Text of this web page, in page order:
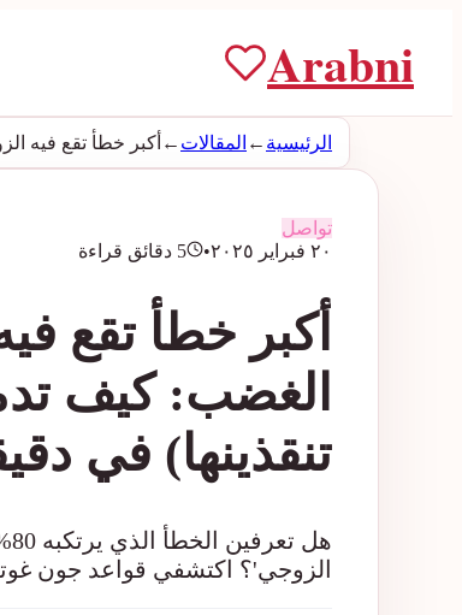
Arabni
الرئيسية ← المقالات ← أكبر خطأ تقع فيه
تواصل
٢٠ فبراير ٢٠٢٥
• 5 دقائق قراءة
أكبر خطأ تقع
الغضب: كيف
تنقذينها) في
الزوجي'؟ اكتشفي قواعد جون